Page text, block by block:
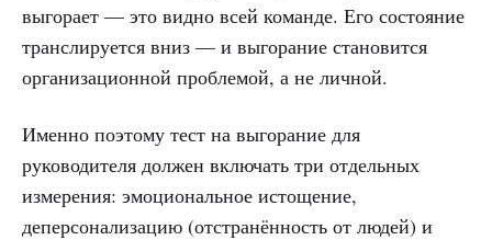
выгорает — это видно всей команде. Его состояние
транслируется вниз — и выгорание становится
организационной проблемой, а не личной.
Именно поэтому тест на выгорание для
руководителя должен включать три отдельных
измерения: эмоциональное истощение,
деперсонализацию (отстранённость от людей) и